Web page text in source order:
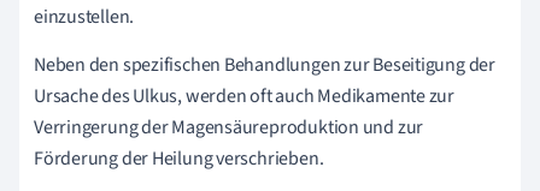
einzustellen.
Neben den spezifischen Behandlungen zur Beseitigung der
Ursache des Ulkus, werden oft auch Medikamente zur
Verringerung der Magensäureproduktion und zur
Förderung der Heilung verschrieben.